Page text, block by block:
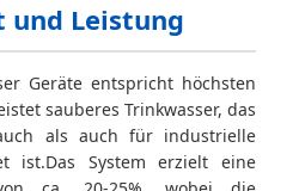
und Leistung
Geräte entspricht höchsten
sauberes Trinkwasser, das
als auch für industrielle
ist.Das System erzielt eine